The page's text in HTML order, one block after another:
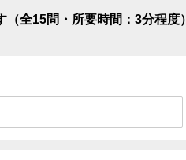
全15問・所要時間：3分程度）